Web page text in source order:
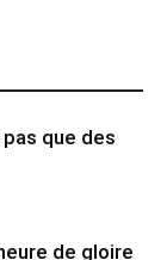
que des
de gloire